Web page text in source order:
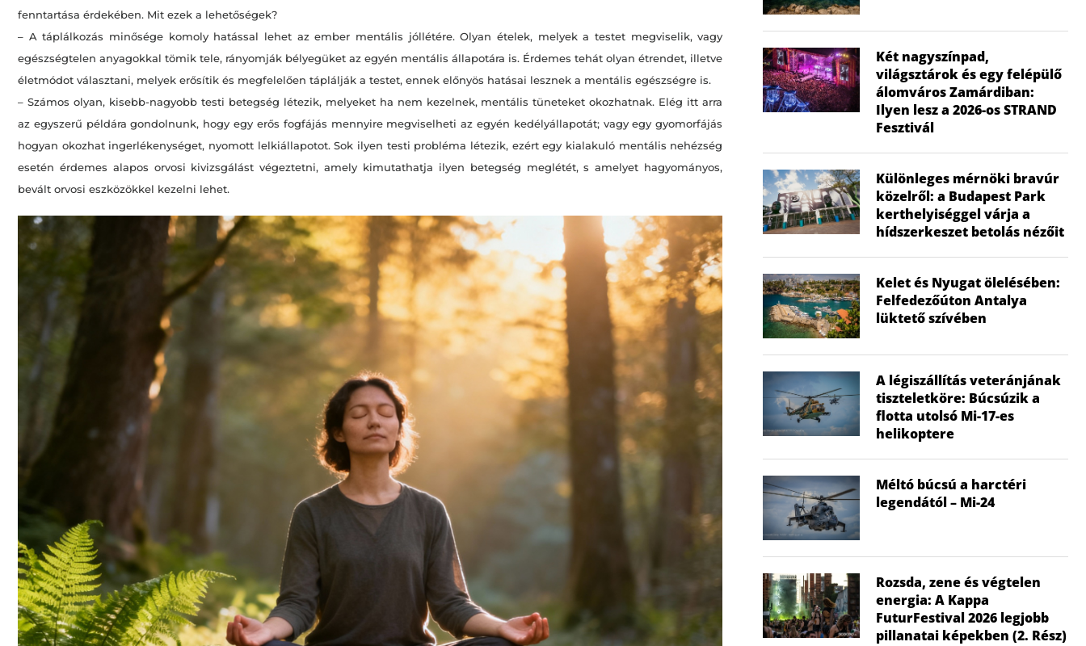
fenntartása érdekében. Mit ezek a lehetőségek?
– A táplálkozás minősége komoly hatással lehet az ember mentális jóllétére. Olyan ételek, melyek a testet megviselik, vagy
egészségtelen anyagokkal tömik tele, rányomják bélyegüket az egyén mentális állapotára is. Érdemes tehát olyan étrendet, illetve
életmódot választani, melyek erősítik és megfelelően táplálják a testet, ennek előnyös hatásai lesznek a mentális egészségre is.
– Számos olyan, kisebb-nagyobb testi betegség létezik, melyeket ha nem kezelnek, mentális tüneteket okozhatnak. Elég itt arra
az egyszerű példára gondolnunk, hogy egy erős fogfájás mennyire megviselheti az egyén kedélyállapotát; vagy egy gyomorfájás
hogyan okozhat ingerlékenységet, nyomott lelkiállapotot. Sok ilyen testi probléma létezik, ezért egy kialakuló mentális nehézség
esetén érdemes alapos orvosi kivizsgálást végeztetni, amely kimutathatja ilyen betegség meglétét, s amelyet hagyományos,
bevált orvosi eszközökkel kezelni lehet.
Két nagyszínpad,
világsztárok és egy felépülő
álomváros Zamárdiban:
Ilyen lesz a 2026-os STRAND
Fesztivál
Különleges mérnöki bravúr
közelről: a Budapest Park
kerthelyiséggel várja a
hídszerkeszet betolás nézőit
Kelet és Nyugat ölelésében:
Felfedezőúton Antalya
lüktető szívében
A légiszállítás veteránjának
tiszteletköre: Búcsúzik a
flotta utolsó Mi-17-es
helikoptere
Méltó búcsú a harctéri
legendától – Mi-24
Rozsda, zene és végtelen
energia: A Kappa
FuturFestival 2026 legjobb
pillanatai képekben (2. Rész)